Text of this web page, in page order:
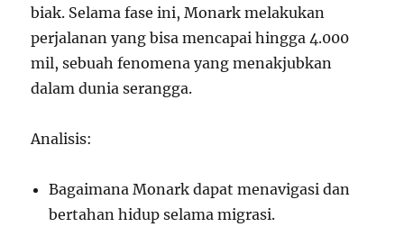
biak. Selama fase ini, Monark melakukan
perjalanan yang bisa mencapai hingga 4.000
mil, sebuah fenomena yang menakjubkan
dalam dunia serangga.
Analisis:
Bagaimana Monark dapat menavigasi dan
bertahan hidup selama migrasi.